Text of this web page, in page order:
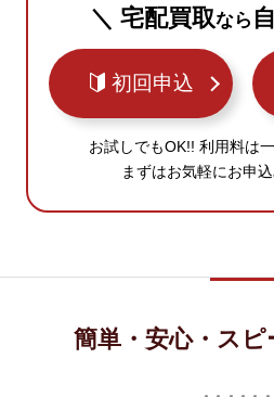
＼ 宅配買取なら
初回申込
お試しでもOK!! 利用料は
まずはお気軽にお申込
簡単・安心・ス